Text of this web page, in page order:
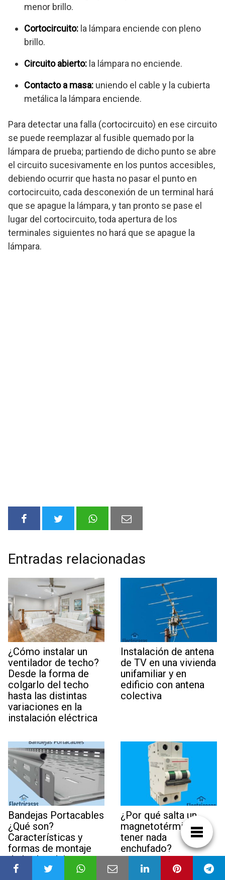
menor brillo.
Cortocircuito: la lámpara enciende con pleno
brillo.
Circuito abierto: la lámpara no enciende.
Contacto a masa: uniendo el cable y la cubierta
metálica la lámpara enciende.
Para detectar una falla (cortocircuito) en ese circuito
se puede reemplazar al fusible quemado por la
lámpara de prueba; partiendo de dicho punto se abre
el circuito sucesivamente en los puntos accesibles,
debiendo ocurrir que hasta no pasar el punto en
cortocircuito, cada desconexión de un terminal hará
que se apague la lámpara, y tan pronto se pase el
lugar del cortocircuito, toda apertura de los
terminales siguientes no hará que se apague la
lámpara.
Entradas relacionadas
¿Cómo instalar un
ventilador de techo?
Desde la forma de
colgarlo del techo
hasta las distintas
variaciones en la
instalación eléctrica
Instalación de antena
de TV en una vivienda
unifamiliar y en
edificio con antena
colectiva
Bandejas Portacables
¿Qué son?
Características y
formas de montaje
de las bandejas
portacables
¿Por qué salta un
magnetotérmico sin
tener nada
enchufado?